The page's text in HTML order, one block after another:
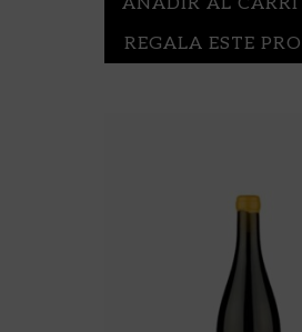
REGALA ESTE